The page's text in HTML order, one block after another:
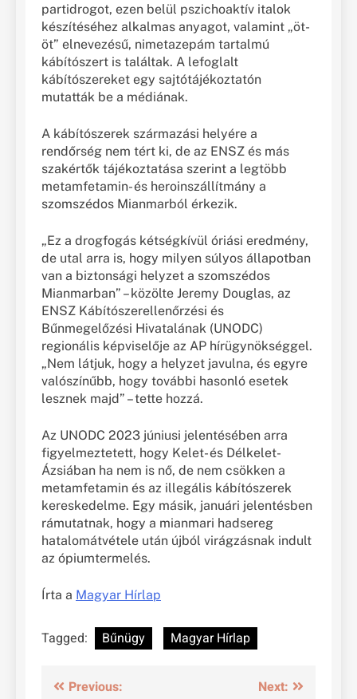
partidrogot, ezen belül pszichoaktív italok
készítéséhez alkalmas anyagot, valamint „öt-
öt” elnevezésű, nimetazepám tartalmú
kábítószert is találtak. A lefoglalt
kábítószereket egy sajtótájékoztatón
mutatták be a médiának.
A kábítószerek származási helyére a
rendőrség nem tért ki, de az ENSZ és más
szakértők tájékoztatása szerint a legtöbb
metamfetamin- és heroinszállítmány a
szomszédos Mianmarból érkezik.
„Ez a drogfogás kétségkívül óriási eredmény,
de utal arra is, hogy milyen súlyos állapotban
van a biztonsági helyzet a szomszédos
Mianmarban” – közölte Jeremy Douglas, az
ENSZ Kábítószerellenőrzési és
Bűnmegelőzési Hivatalának (UNODC)
regionális képviselője az AP hírügynökséggel.
„Nem látjuk, hogy a helyzet javulna, és egyre
valószínűbb, hogy további hasonló esetek
lesznek majd” – tette hozzá.
Az UNODC 2023 júniusi jelentésében arra
figyelmeztetett, hogy Kelet- és Délkelet-
Ázsiában ha nem is nő, de nem csökken a
metamfetamin és az illegális kábítószerek
kereskedelme. Egy másik, januári jelentésben
rámutatnak, hogy a mianmari hadsereg
hatalomátvétele után újból virágzásnak indult
az ópiumtermelés.
Írta a Magyar Hírlap
Tagged: Bűnügy Magyar Hírlap
Bejegyzés
Previous:
Next: